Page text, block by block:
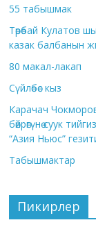
55 табышмак
Төрөбай Кулатов
казак балбанын
80 макал-лакап
Сүйлөбөс кыз
Карачач
бөйрөгүнө суук
“Азия Ньюс”
Табышмактар
Пикирлер